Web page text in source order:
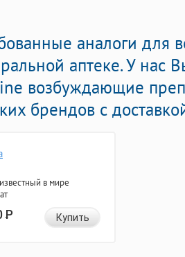
аналоги для
аптеке. У нас
возбуждающие
брендов с
в мире
Р Купить